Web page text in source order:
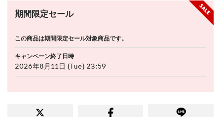
期間限定セール
この商品は期間限定セール対象商品です。
キャンペーン終了日時
2026年8月11日 (Tue) 23:59